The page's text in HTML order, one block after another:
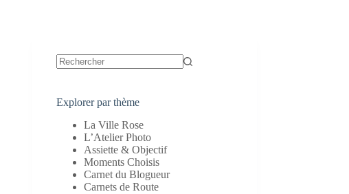
Explorer par thème
La Ville Rose
L’Atelier Photo
Assiette & Objectif
Moments Choisis
Carnet du Blogueur
Carnets de Route